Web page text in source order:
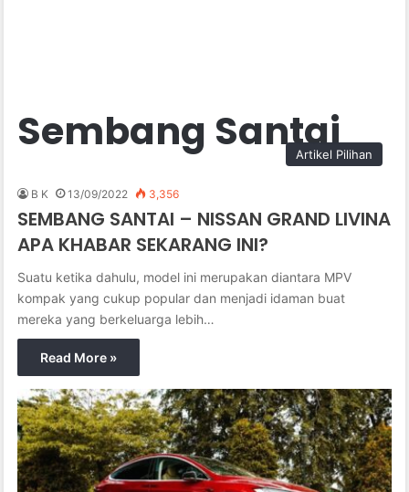
Sembang Santai
Artikel Pilihan
B K 13/09/2022 3,356
SEMBANG SANTAI – NISSAN GRAND LIVINA
APA KHABAR SEKARANG INI?
Suatu ketika dahulu, model ini merupakan diantara MPV
kompak yang cukup popular dan menjadi idaman buat
mereka yang berkeluarga lebih…
Read More »